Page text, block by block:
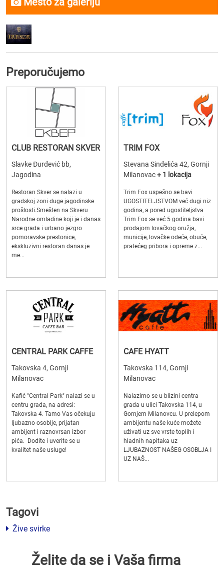
Preporučujemo
CLUB RESTORAN SKVER
Slavke Đurđević bb,
Jagodina
Restoran Skver se nalazi u
gradskoj zoni duge jagodinske
prošlosti.Smešten na Skveru
Narodne omladine koji je i danas
srce grada i urbano jezgro
pomoravske prestonice,
ekskluzivni restoran danas je
me...
TRIM FOX
Stevana Sinđelića 42, Gornji
Milanovac+ 1 lokacija
Trim Fox uspešno se bavi
UGOSTITELJSTVOM već dugi niz
godina, a pored ugostiteljstva
Trim Fox se već 5 godina bavi
prodajom lovačkog oružja,
municije, lovačke odeće, obuće,
pratećeg pribora i opreme z...
CENTRAL PARK CAFFE
Takovska 4, Gornji
Milanovac
Kafić "Central Park" nalazi se u
centru grada, na adresi:
Takovska 4. Tamo Vas očekuju
ljubazno osoblje, prijatan
ambijent i raznovrsan izbor
pića. Dođite i uverite se u
kvalitet naše usluge!
CAFE HYATT
Takovska 114, Gornji
Milanovac
Nalazimo se u blizini centra
grada u ulici Takovska 114, u
Gornjem Milanovcu. U prelepom
ambijentu naše kuće možete
uživati uz sve vrste toplih i
hladnih napitaka uz
LJUBAZNOST NAŠEG OSOBLJA I
UZ NAŠ...
Tagovi
Žive svirke
Želite da se i Vaša firma